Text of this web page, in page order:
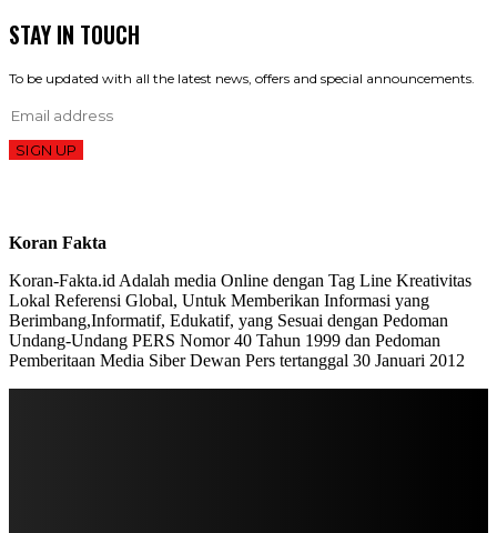
STAY IN TOUCH
To be updated with all the latest news, offers and special announcements.
SIGN UP
Koran Fakta
Koran-Fakta.id Adalah media Online dengan Tag Line Kreativitas
Lokal Referensi Global, Untuk Memberikan Informasi yang
Berimbang,Informatif, Edukatif, yang Sesuai dengan Pedoman
Undang-Undang PERS Nomor 40 Tahun 1999 dan Pedoman
Pemberitaan Media Siber Dewan Pers tertanggal 30 Januari 2012